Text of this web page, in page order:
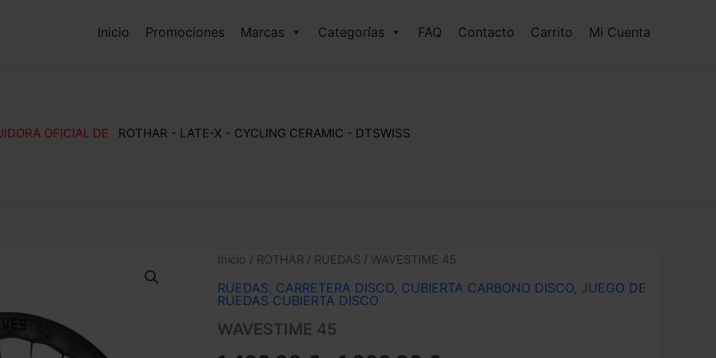
Inicio Promociones Marcas Categorías FAQ Contacto Carrito Mi Cuenta
OFICIAL DE ROTHAR - LATE-X - CYCLING CERAMIC - DTSWISS
Inicio / ROTHAR / RUEDAS / WAVESTIME 45
RUEDAS CARRETERA DISCO CUBIERTA CARBONO DISCO JUEGO DE
RUEDAS CUBIERTA DISCO
WAVESTIME 45